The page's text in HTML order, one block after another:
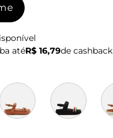
atéR$ 16,79de cashback